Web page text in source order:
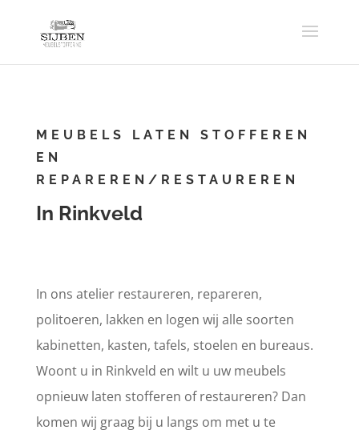
MEUBELS LATEN STOFFEREN
EN
REPAREREN/RESTAUREREN
In Rinkveld
In ons atelier restaureren, repareren,
politoeren, lakken en logen wij alle soorten
kabinetten, kasten, tafels, stoelen en bureaus.
Woont u in Rinkveld en wilt u uw meubels
opnieuw laten stofferen of restaureren? Dan
komen wij graag bij u langs om met u te